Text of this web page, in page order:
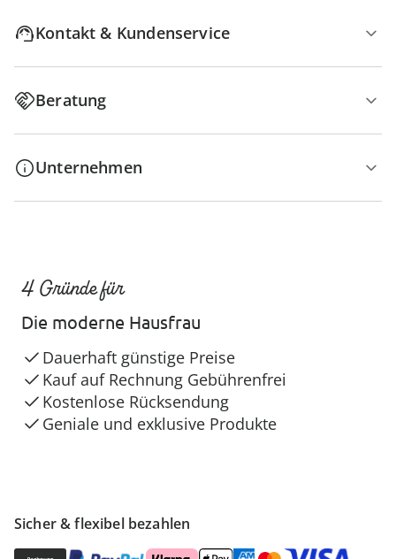
Kontakt & Kundenservice
Beratung
Unternehmen
Sicher & flexibel bezahlen
4 Gründe für
Die moderne Hausfrau
Dauerhaft günstige Preise
Kauf auf Rechnung Gebührenfrei
Kostenlose Rücksendung
Geniale und exklusive Produkte